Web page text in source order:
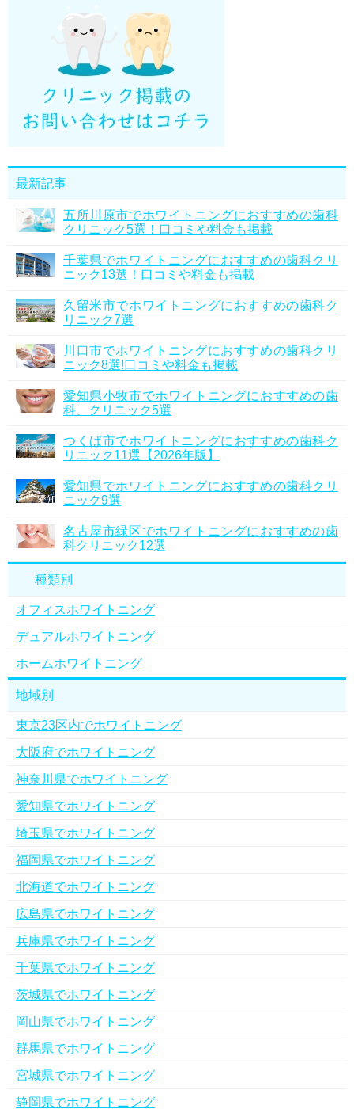
最新記事
五所川原市でホワイトニングにおすすめの歯科
クリニック5選！口コミや料金も掲載
千葉県でホワイトニングにおすすめの歯科クリ
ニック13選！口コミや料金も掲載
久留米市でホワイトニングにおすすめの歯科ク
リニック7選
川口市でホワイトニングにおすすめの歯科クリ
ニック8選!口コミや料金も掲載
愛知県小牧市でホワイトニングにおすすめの歯
科、クリニック5選
つくば市でホワイトニングにおすすめの歯科ク
リニック11選【2026年版】
愛知県でホワイトニングにおすすめの歯科クリ
ニック9選
名古屋市緑区でホワイトニングにおすすめの歯
科クリニック12選
種類別
オフィスホワイトニング
デュアルホワイトニング
ホームホワイトニング
地域別
東京23区内でホワイトニング
大阪府でホワイトニング
神奈川県でホワイトニング
愛知県でホワイトニング
埼玉県でホワイトニング
福岡県でホワイトニング
北海道でホワイトニング
広島県でホワイトニング
兵庫県でホワイトニング
千葉県でホワイトニング
茨城県でホワイトニング
岡山県でホワイトニング
群馬県でホワイトニング
宮城県でホワイトニング
静岡県でホワイトニング